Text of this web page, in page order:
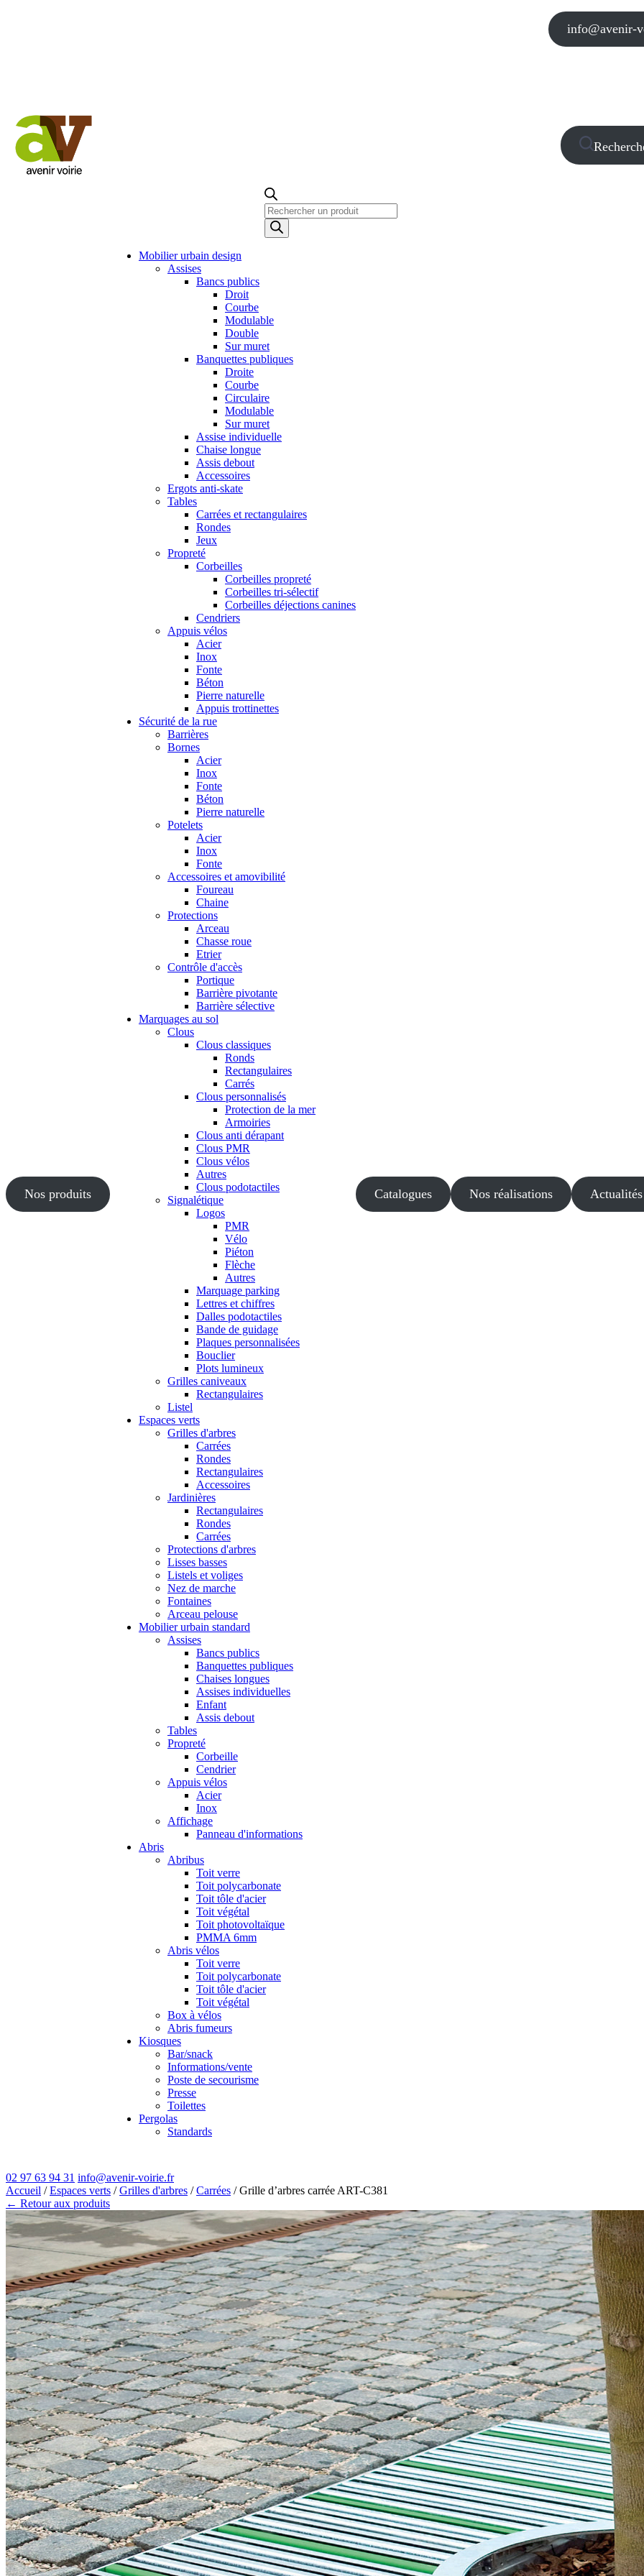
info@avenir-
Recherche
de
produits
Nos produits
Mobilier urbain design
Assises
Bancs publics
Droit
Courbe
Modulable
Double
Sur muret
Banquettes publiques
Droite
Courbe
Circulaire
Modulable
Sur muret
Assise individuelle
Chaise longue
Assis debout
Accessoires
Ergots anti-skate
Tables
Carrées et rectangulaires
Rondes
Jeux
Propreté
Corbeilles
Corbeilles propreté
Corbeilles tri-sélectif
Corbeilles déjections canines
Cendriers
Appuis vélos
Acier
Inox
Fonte
Béton
Pierre naturelle
Appuis trottinettes
Sécurité de la rue
Barrières
Bornes
Acier
Inox
Fonte
Béton
Pierre naturelle
Potelets
Acier
Inox
Fonte
Accessoires et amovibilité
Foureau
Chaine
Protections
Arceau
Chasse roue
Etrier
Contrôle d'accès
Portique
Barrière pivotante
Barrière sélective
Marquages au sol
Clous
Clous classiques
Ronds
Rectangulaires
Carrés
Clous personnalisés
Protection de la mer
Armoiries
Clous anti dérapant
Clous PMR
Clous vélos
Autres
Clous podotactiles
Signalétique
Logos
PMR
Vélo
Piéton
Flèche
Autres
Marquage parking
Lettres et chiffres
Dalles podotactiles
Bande de guidage
Plaques personnalisées
Bouclier
Plots lumineux
Grilles caniveaux
Rectangulaires
Listel
Espaces verts
Grilles d'arbres
Carrées
Rondes
Rectangulaires
Accessoires
Jardinières
Rectangulaires
Rondes
Carrées
Protections d'arbres
Lisses basses
Listels et voliges
Nez de marche
Fontaines
Arceau pelouse
Mobilier urbain standard
Assises
Bancs publics
Banquettes publiques
Chaises longues
Assises individuelles
Enfant
Assis debout
Tables
Propreté
Corbeille
Cendrier
Appuis vélos
Acier
Inox
Affichage
Panneau d'informations
Abris
Abribus
Toit verre
Toit polycarbonate
Toit tôle d'acier
Toit végétal
Toit photovoltaïque
PMMA 6mm
Abris vélos
Toit verre
Toit polycarbonate
Toit tôle d'acier
Toit végétal
Box à vélos
Abris fumeurs
Kiosques
Bar/snack
Informations/vente
Poste de secourisme
Presse
Toilettes
Pergolas
Standards
Catalogues Nos réalisations Actualités
02 97 63 94 31 info@avenir-voirie.fr
Accueil /Espaces verts /Grilles d'arbres /Carrées / Grille d’arbres carrée ART-C381
← Retour aux produits